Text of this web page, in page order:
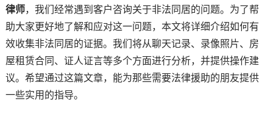
律师，我们经常遇到客户咨询关于非法同居的问题。为了帮
助大家更好地了解和应对这一问题，本文将详细介绍如何有
效收集非法同居的证据。我们将从聊天记录、录像照片、房
屋租赁合同、证人证言等多个方面进行分析，并提供操作建
议。希望通过这篇文章，能为那些需要法律援助的朋友提供
一些实用的指导。